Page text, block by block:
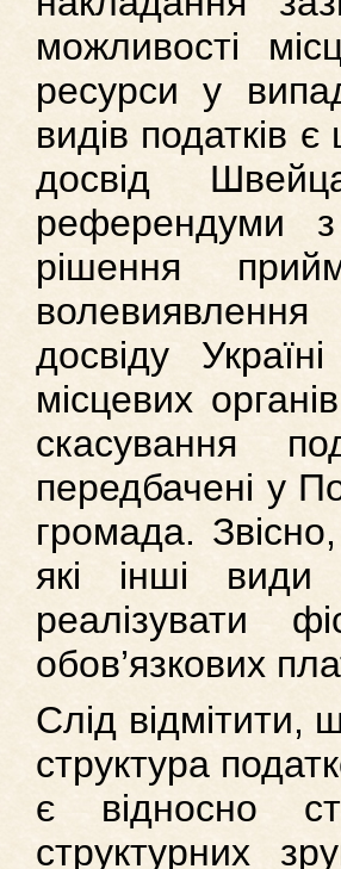
можливості
ресурси у
видів податків
досвід
референдуми з
рішення
досвіду
місцевих
скасування
передбачені у
громада.
які інші види
реалізувати
обов’язкових
Слід відмітити,
структура
є відносно
структурних